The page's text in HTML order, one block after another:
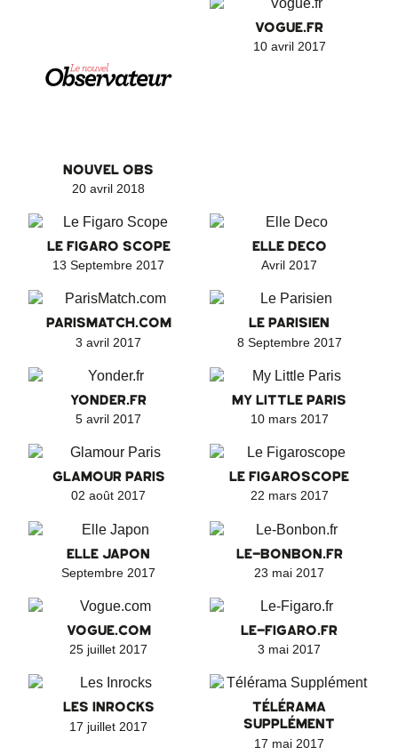
NOUVEL OBS
20 avril 2018
VOGUE.FR
10 avril 2017
LE FIGARO SCOPE
13 Septembre 2017
ELLE DECO
Avril 2017
PARISMATCH.COM
3 avril 2017
LE PARISIEN
8 Septembre 2017
YONDER.FR
5 avril 2017
MY LITTLE PARIS
10 mars 2017
GLAMOUR PARIS
02 août 2017
LE FIGAROSCOPE
22 mars 2017
ELLE JAPON
Septembre 2017
LE-BONBON.FR
23 mai 2017
VOGUE.COM
25 juillet 2017
LE-FIGARO.FR
3 mai 2017
LES INROCKS
17 juillet 2017
TÉLÉRAMA
SUPPLÉMENT
17 mai 2017